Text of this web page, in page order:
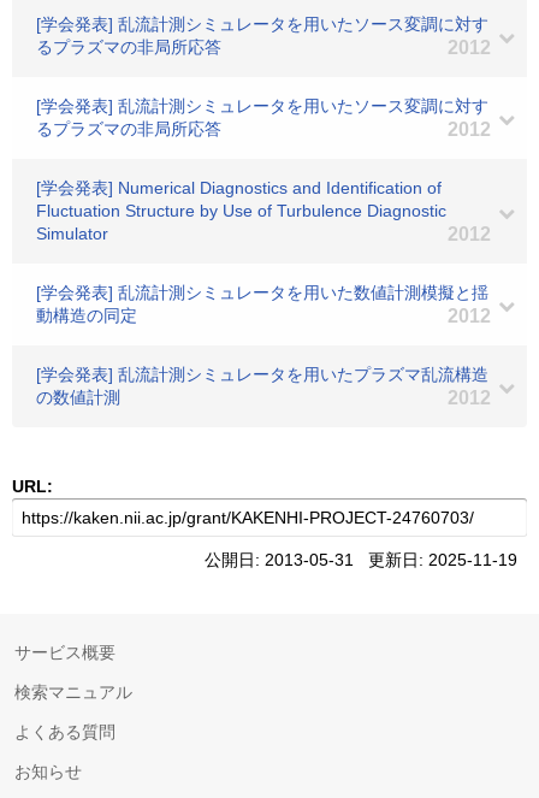
[学会発表] 乱流計測シミュレータを用いたソース変調に対す
るプラズマの非局所応答
2012
[学会発表] 乱流計測シミュレータを用いたソース変調に対す
るプラズマの非局所応答
2012
[学会発表] Numerical Diagnostics and Identification of
Fluctuation Structure by Use of Turbulence Diagnostic
Simulator
2012
[学会発表] 乱流計測シミュレータを用いた数値計測模擬と揺
動構造の同定
2012
[学会発表] 乱流計測シミュレータを用いたプラズマ乱流構造
の数値計測
2012
URL:
公開日: 2013-05-31 更新日: 2025-11-19
サービス概要
検索マニュアル
よくある質問
お知らせ